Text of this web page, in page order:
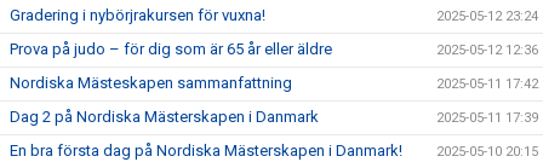
Gradering i nybörjrakursen för vuxna! 2025-05-12 23:24
Prova på judo – för dig som är 65 år eller äldre 2025-05-12 12:36
Nordiska Mästeskapen sammanfattning 2025-05-11 17:42
Dag 2 på Nordiska Mästerskapen i Danmark 2025-05-11 17:39
En bra första dag på Nordiska Mästerskapen i Danmark! 2025-05-10 20:15